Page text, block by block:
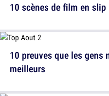
10 scènes de film en slip
10 preuves que les gens
meilleurs